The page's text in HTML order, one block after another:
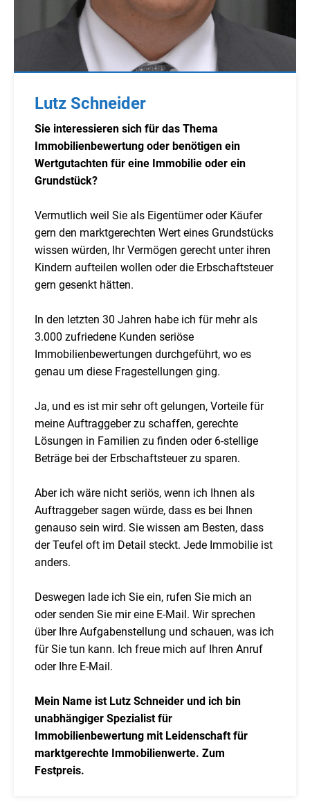
Lutz Schneider
Sie interessieren sich für das Thema
Immobilienbewertung oder benötigen ein
Wertgutachten für eine Immobilie oder ein
Grundstück?
Vermutlich weil Sie als Eigentümer oder Käufer
gern den marktgerechten Wert eines Grundstücks
wissen würden, Ihr Vermögen gerecht unter ihren
Kindern aufteilen wollen oder die Erbschaftsteuer
gern gesenkt hätten.
In den letzten 30 Jahren habe ich für mehr als
3.000 zufriedene Kunden seriöse
Immobilienbewertungen durchgeführt, wo es
genau um diese Fragestellungen ging.
Ja, und es ist mir sehr oft gelungen, Vorteile für
meine Auftraggeber zu schaffen, gerechte
Lösungen in Familien zu finden oder 6-stellige
Beträge bei der Erbschaftsteuer zu sparen.
Aber ich wäre nicht seriös, wenn ich Ihnen als
Auftraggeber sagen würde, dass es bei Ihnen
genauso sein wird. Sie wissen am Besten, dass
der Teufel oft im Detail steckt. Jede Immobilie ist
anders.
Deswegen lade ich Sie ein, rufen Sie mich an
oder senden Sie mir eine E-Mail. Wir sprechen
über Ihre Aufgabenstellung und schauen, was ich
für Sie tun kann. Ich freue mich auf Ihren Anruf
oder Ihre E-Mail.
Mein Name ist Lutz Schneider und ich bin
unabhängiger Spezialist für
Immobilienbewertung mit Leidenschaft für
marktgerechte Immobilienwerte. Zum
Festpreis.